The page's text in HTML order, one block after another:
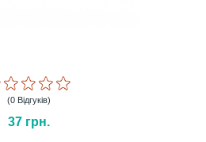
(0 Відгуків)
37 грн.